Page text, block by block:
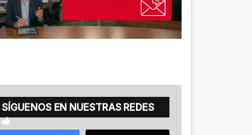
SÍGUENOS EN NUESTRAS REDES